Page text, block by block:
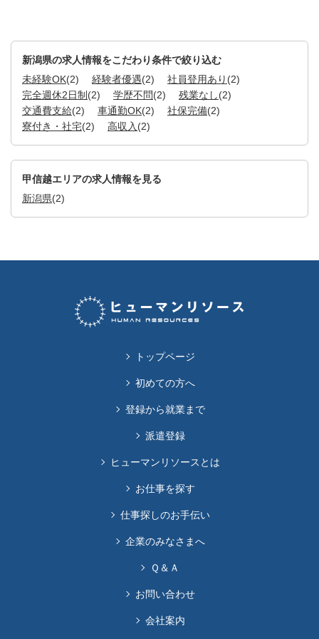
新潟県の求人情報をこだわり条件で絞り込む
未経験OK(2) 経験者優遇(2) 社員登用あり (2)
完全週休2日制 (2) 学歴不問(2) 残業なし(2)
交通費支給(2) 車通勤OK(2) 社保完備(2)
寮付き・社宅(2) 高収入 (2)
甲信越エリアの求人情報を見る
新潟県(2)
トップページ
初めての方へ
登録から就業まで
派遣登録
ヒューマンリソースとは
お仕事を探す
仕事探しのお手伝い
企業のみなさまへ
Ｑ＆Ａ
お問い合わせ
会社案内